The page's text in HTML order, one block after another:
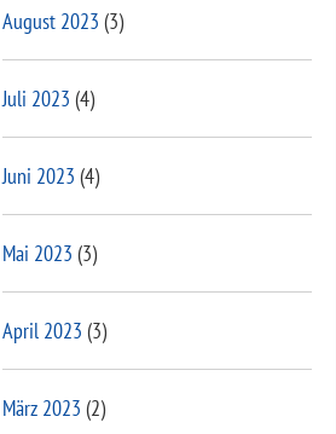
August 2023 (3)
Juli 2023 (4)
Juni 2023 (4)
Mai 2023 (3)
April 2023 (3)
März 2023 (2)